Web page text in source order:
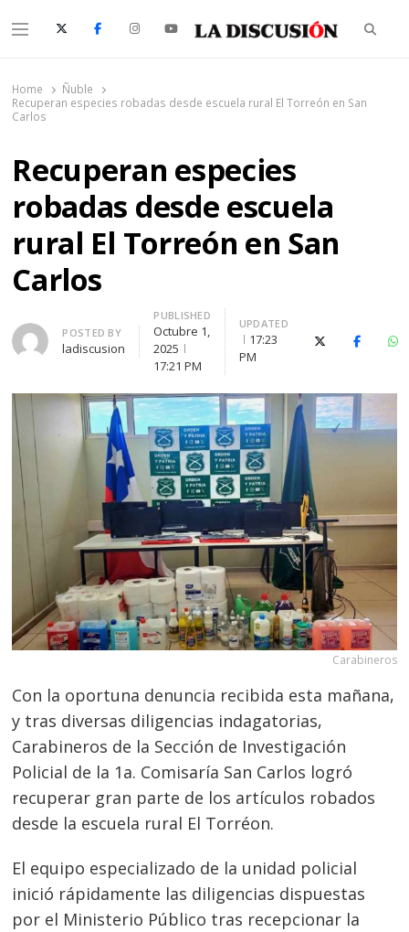
Menu
Home
Ñuble
Recuperan especies robadas desde escuela rural El Torreón en San
Carlos
Recuperan especies
robadas desde escuela
rural El Torreón en San
Carlos
Author
POSTED BY
ladiscusion
PUBLISHED
Octubre 1,
2025
17:21 PM
UPDATED
17:23
PM
X (Twitter)Facebook
Carabineros
Con la oportuna denuncia recibida esta mañana,
y tras diversas diligencias indagatorias,
Carabineros de la Sección de Investigación
Policial de la 1a. Comisaría San Carlos logró
recuperar gran parte de los artículos robados
desde la escuela rural El Torréon.
El equipo especializado de la unidad policial
inició rápidamente las diligencias dispuestas
por el Ministerio Público tras recepcionar la